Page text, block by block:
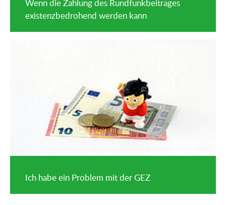
Wenn die Zahlung des Rundfunkbeitrages
existenzbedrohend werden kann
Ich habe ein Problem mit der GEZ